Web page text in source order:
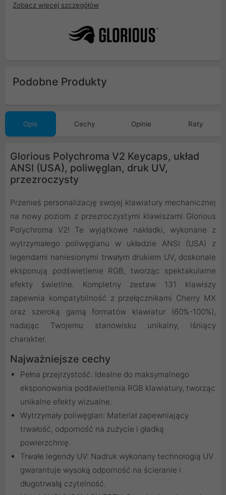
Zobacz więcej szczegółów
Podobne Produkty
Opis Cechy Opinie Raty
Glorious Polychroma V2 Keycaps, układ
ANSI (USA), poliwęglan, druk UV,
przezroczysty
Przenieś personalizację swojej klawiatury mechanicznej
na nowy poziom z przezroczystymi klawiszami Glorious
Polychroma V2! Te wyjątkowe nakładki, wykonane z
wytrzymałego poliwęglanu w układzie ANSI (USA) z
legendami naniesionymi trwałym drukiem UV, doskonale
eksponują podświetlenie RGB, tworząc spektakularne
efekty świetlne. Kompletny zestaw 131 klawiszy
zapewnia kompatybilność z przełącznikami Cherry MX
oraz szeroką gamą formatów klawiatur (60%-100%),
nadając Twojemu stanowisku unikalny, lśniący
charakter.
Najważniejsze cechy
Pełna przejrzystość: Idealne do maksymalnego
eksponowania podświetlenia RGB klawiatury, tworząc
unikalne efekty wizualne.
Wytrzymały poliwęglan: Materiał zapewniający
trwałość, odporność na zużycie i gładką
powierzchnię.
Trwałe legendy UV: Nadruk wykonany technologią UV
gwarantuje wysoką odporność na ścieranie i
długotrwałą czytelność.